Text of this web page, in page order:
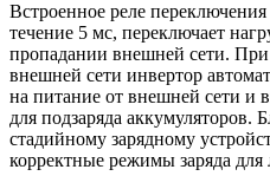
Встроенное реле
течение 5 мс, переключает
пропадании внешней сети.
внешней сети инвертор
на питание от внешней сети и
для подзаряда аккумуляторов.
стадийному зарядному
корректные режимы заряда